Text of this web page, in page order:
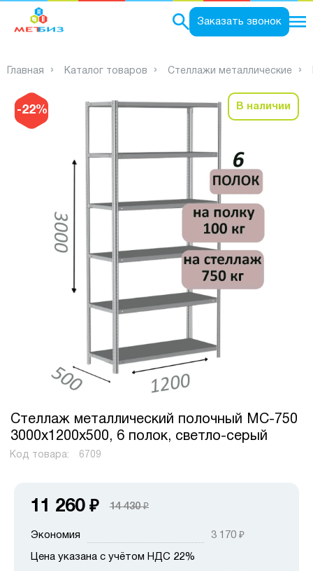
Заказать звонок
Главная Каталог товаров Стеллажи металлические
-22% В наличии
Стеллаж металлический полочный МС-750
3000х1200х500, 6 полок, светло-серый
Код товара: 6709
11 260 ₽ 14 430₽
Экономия 3 170 ₽
Цена указана с учётом НДС 22%